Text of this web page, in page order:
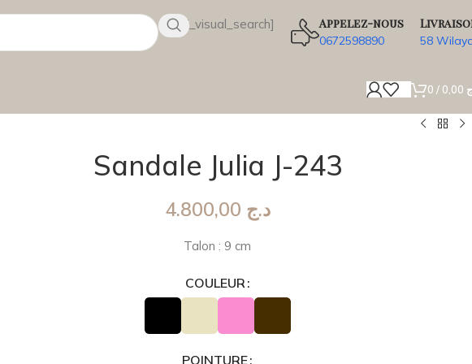
[wsbi_visual_search] Appelez-nous
0672598890 58
0 /
Sandale Julia J-243
د.ج
Talon : 9 cm
COULEUR
POINTURE